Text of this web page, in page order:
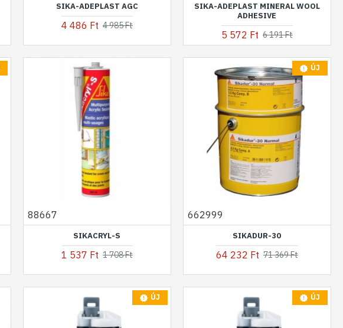
SIKA-ADEPLAST AGC
4 486 Ft 4 985 Ft
SIKA-ADEPLAST MINERAL WOOL
ADHESIVE
5 572 Ft 6 191 Ft
88667
SIKACRYL-S
1 537 Ft 1 708 Ft
ÚJ
662999
SIKADUR-30
64 232 Ft 71 369 Ft
ÚJ ÚJ